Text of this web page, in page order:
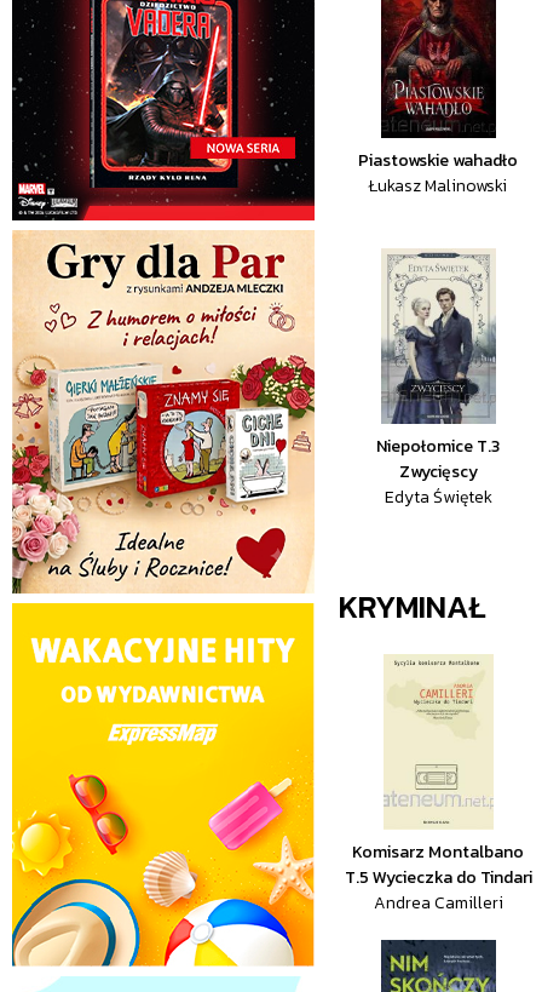
Piastowskie wahadło
Łukasz Malinowski
Niepołomice T.3
Zwycięscy
Edyta Świętek
KRYMINAŁ
Komisarz Montalbano
T.5 Wycieczka do Tindari
Andrea Camilleri